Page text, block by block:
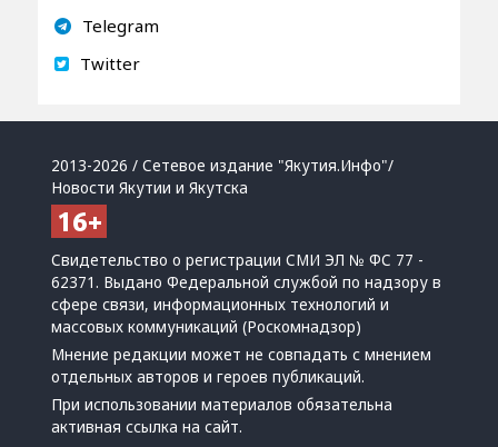
Telegram
Twitter
2013-2026 / Сетевое издание "Якутия.Инфо"/
Новости Якутии и Якутска
Свидетельство о регистрации СМИ ЭЛ № ФС 77 -
62371. Выдано Федеральной службой по надзору в
сфере связи, информационных технологий и
массовых коммуникаций (Роскомнадзор)
Мнение редакции может не совпадать с мнением
отдельных авторов и героев публикаций.
При использовании материалов обязательна
активная ссылка на сайт.